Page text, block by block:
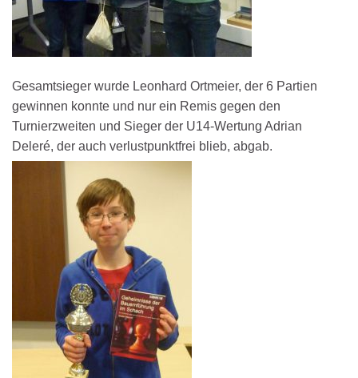
Gesamtsieger wurde Leonhard Ortmeier, der 6 Partien
gewinnen konnte und nur ein Remis gegen den
Turnierzweiten und Sieger der U14-Wertung Adrian
Deleré, der auch verlustpunktfrei blieb, abgab.